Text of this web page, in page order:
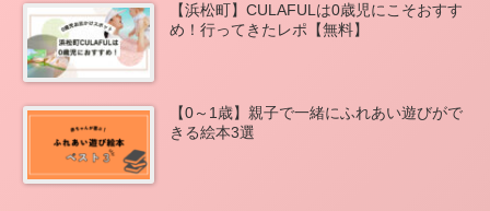
【浜松町】CULAFULは0歳児にこそおすす
め！行ってきたレポ【無料】
【0～1歳】親子で一緒にふれあい遊びがで
きる絵本3選